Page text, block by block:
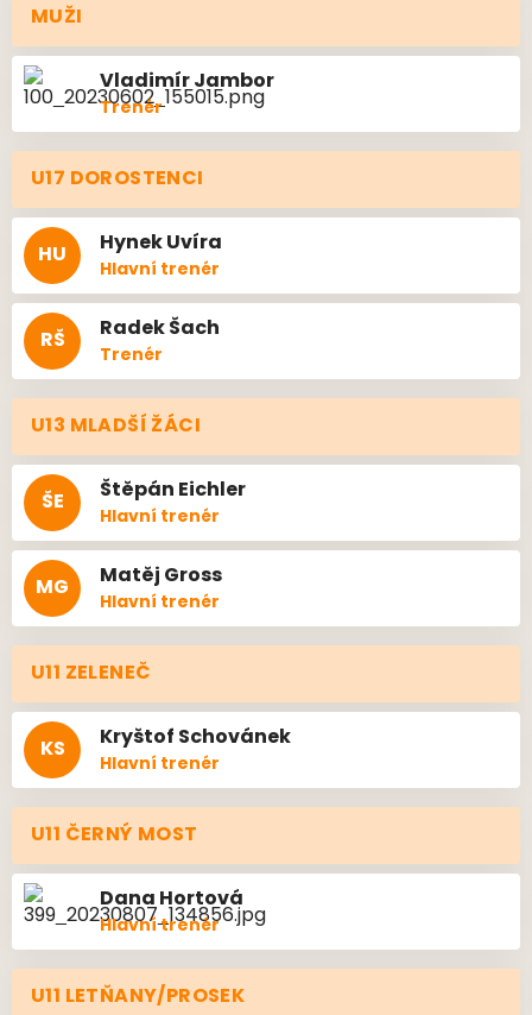
MUŽI
VladimírJambor
Trenér
U17 DOROSTENCI
HU HynekUvíra
Hlavní trenér
RŠ RadekŠach
Trenér
U13 MLADŠÍ ŽÁCI
ŠE ŠtěpánEichler
Hlavní trenér
MG MatějGross
Hlavní trenér
U11 ZELENEČ
KS KryštofSchovánek
Hlavní trenér
U11 ČERNÝ MOST
DanaHortová
Hlavní trenér
U11 LETŇANY/PROSEK